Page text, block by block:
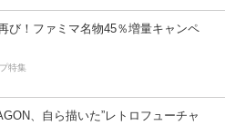
び！ファミマ名物45％増量キャンペ
特集
、自ら描いた”レトロフューチャ